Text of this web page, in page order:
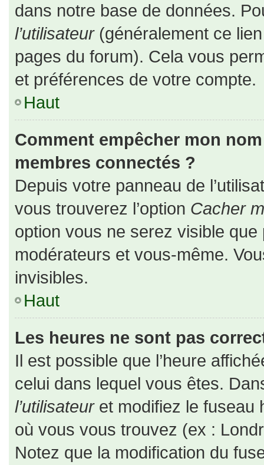
dans notre base de données.
l’utilisateur(généralement ce
pages du forum). Cela vous
et préférences de votre compte.
Haut
Comment empêcher mon
membres connectés ?
Depuis votre panneau de
vous trouverez l’option Cacher
option vous ne serez visible
modérateurs et vous-même.
invisibles.
Haut
Les heures ne sont pas
Il est possible que l’heure
celui dans lequel vous êtes.
l’utilisateuret modifiez le fuseau
où vous vous trouvez (ex :
Notez que la modification du